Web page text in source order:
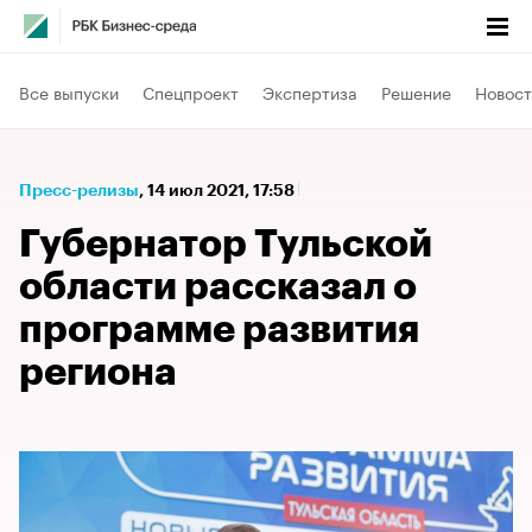
Все выпуски Спецпроект Экспертиза Решение
Пресс-релизы⁠, 14 июл 2021, 17:58
Губернатор Тульской
области рассказал о
программе развития
региона